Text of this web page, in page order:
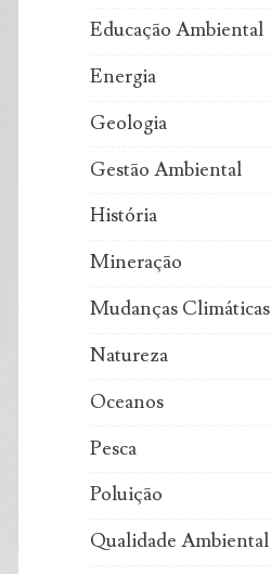
Educação Ambiental
Energia
Geologia
Gestão Ambiental
História
Mineração
Mudanças Climáticas
Natureza
Oceanos
Pesca
Poluição
Qualidade Ambiental